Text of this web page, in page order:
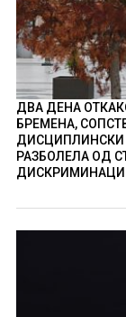
ДВА ДЕНА
БРЕМЕНА,
ДИСЦИПЛИНСКИ
РАЗБОЛЕЛА ОД